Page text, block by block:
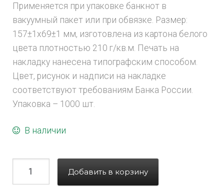
Применяется при упаковке банкнот в
вакуумный пакет или при обвязке. Размер:
157±1х69±1 мм, изготовлена из картона белого
цвета плотностью 210 г/кв.м. Печать на
накладку нанесена типографским способом.
Цвет, рисунок и надписи на накладке
соответствуют требованиям Банка России.
Упаковка – 1000 шт.
В наличии
Добавить в корзину